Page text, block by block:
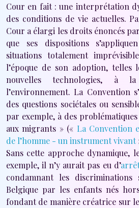
Cour en fait : une interprétation
des conditions de vie actuelles.
Cour a élargi les droits énoncés
que ses dispositions
situations totalement
l’époque de son adoption, telles
nouvelles technologies, à
l’environnement. La Convention
des questions sociétales ou
par exemple, à des
aux migrants » (« La Convention
de l’homme - un instrument vivant
Sans cette approche dynamique,
exemple, il n’y aurait pas eu d’
condamnant les discriminations
Belgique par les enfants nés
fondant de manière créatrice sur